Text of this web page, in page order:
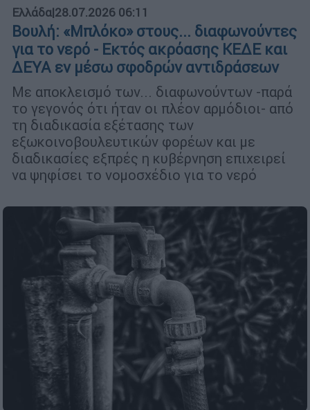
Ελλάδα|28.07.2026 06:11
Βουλή: «Μπλόκο» στους... διαφωνούντες
για το νερό - Εκτός ακρόασης ΚΕΔΕ και
ΔΕΥΑ εν μέσω σφοδρών αντιδράσεων
Με αποκλεισμό των... διαφωνούντων -παρά
το γεγονός ότι ήταν οι πλέον αρμόδιοι- από
τη διαδικασία εξέτασης των
εξωκοινοβουλευτικών φορέων και με
διαδικασίες εξπρές η κυβέρνηση επιχειρεί
να ψηφίσει το νομοσχέδιο για το νερό